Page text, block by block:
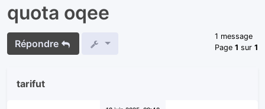
quota oqee
Répondre
1 message
Page1 sur1
tarifut